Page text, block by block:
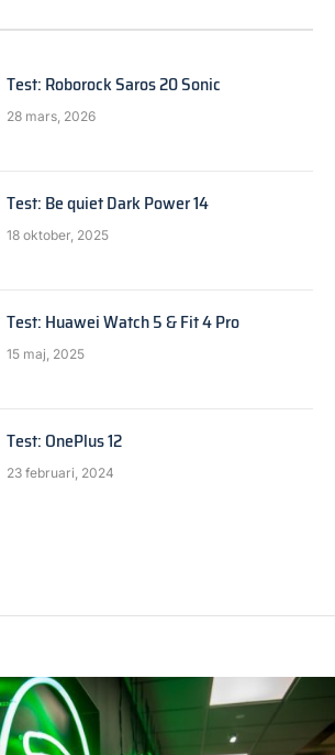
Test: Roborock Saros 20 Sonic
28 mars, 2026
Test: Be quiet Dark Power 14
18 oktober, 2025
Test: Huawei Watch 5 & Fit 4 Pro
15 maj, 2025
Test: OnePlus 12
23 februari, 2024